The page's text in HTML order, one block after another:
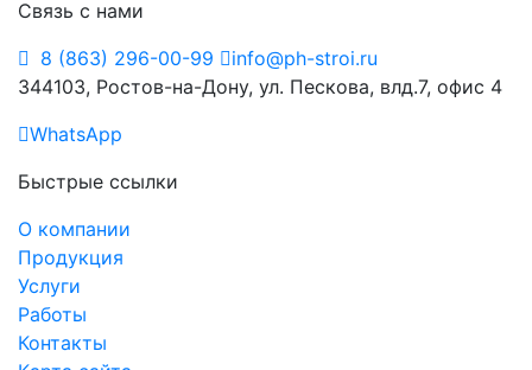
Связь с нами
8 (863) 296-00-99
info@ph-stroi.ru
344103, Ростов-на-Дону, ул. Пескова, влд.7, офис 4
WhatsApp
Быстрые ссылки
О компании
Продукция
Услуги
Работы
Контакты